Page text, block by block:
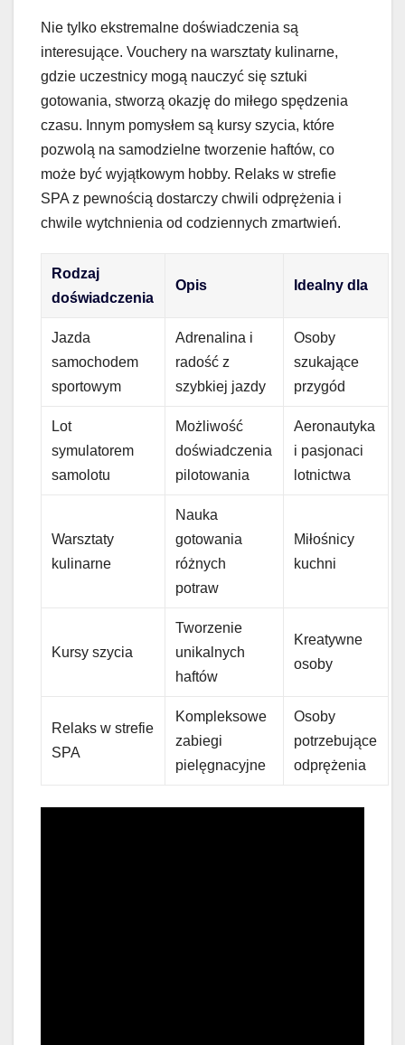
Nie tylko ekstremalne doświadczenia są
interesujące. Vouchery na warsztaty kulinarne,
gdzie uczestnicy mogą nauczyć się sztuki
gotowania, stworzą okazję do miłego spędzenia
czasu. Innym pomysłem są kursy szycia, które
pozwolą na samodzielne tworzenie haftów, co
może być wyjątkowym hobby. Relaks w strefie
SPA z pewnością dostarczy chwili odprężenia i
chwile wytchnienia od codziennych zmartwień.
Rodzaj
doświadczenia
Opis Idealny dla
Jazda
samochodem
sportowym
Adrenalina i
radość z
szybkiej jazdy
Osoby
szukające
przygód
Lot
symulatorem
samolotu
Możliwość
doświadczenia
pilotowania
Aeronautyka
i pasjonaci
lotnictwa
Warsztaty
kulinarne
Nauka
gotowania
różnych
potraw
Miłośnicy
kuchni
Kursy szycia
Tworzenie
unikalnych
haftów
Kreatywne
osoby
Relaks w strefie
SPA
Kompleksowe
zabiegi
pielęgnacyjne
Osoby
potrzebujące
odprężenia